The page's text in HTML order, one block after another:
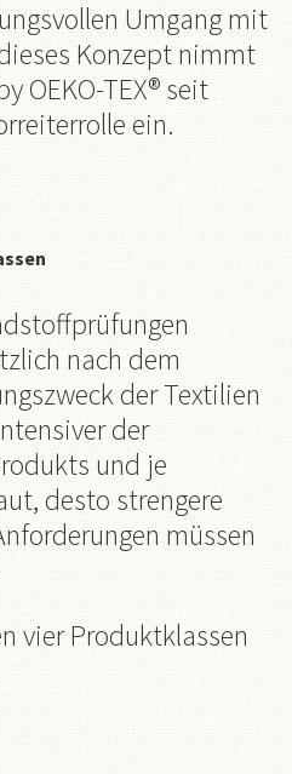
Umgang mit
Konzept nimmt
OEKO-TEX® seit
ein.
nach dem
der Textilien
der
und je
desto strengere
müssen
vier Produktklassen